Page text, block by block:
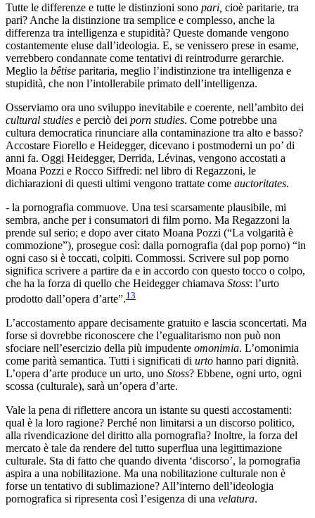
Tutte le differenze e tutte le distinzioni sono pari, cioè paritarie, tra
pari? Anche la distinzione tra semplice e complesso, anche la
differenza tra intelligenza e stupidità? Queste domande vengono
costantemente eluse dall’ideologia. E, se venissero prese in esame,
verrebbero condannate come tentativi di reintrodurre gerarchie.
Meglio la bêtise paritaria, meglio l’indistinzione tra intelligenza e
stupidità, che non l’intollerabile primato dell’intelligenza.
Osserviamo ora uno sviluppo inevitabile e coerente, nell’ambito dei
cultural studies e perciò dei porn studies. Come potrebbe una
cultura democratica rinunciare alla contaminazione tra alto e basso?
Accostare Fiorello e Heidegger, dicevano i postmoderni un po’ di
anni fa. Oggi Heidegger, Derrida, Lévinas, vengono accostati a
Moana Pozzi e Rocco Siffredi: nel libro di Regazzoni, le
dichiarazioni di questi ultimi vengono trattate come auctoritates.
- la pornografia commuove. Una tesi scarsamente plausibile, mi
sembra, anche per i consumatori di film porno. Ma Regazzoni la
prende sul serio; e dopo aver citato Moana Pozzi (“La volgarità è
commozione”), prosegue così: dalla pornografia (dal pop porno) “in
ogni caso si è toccati, colpiti. Commossi. Scrivere sul pop porno
significa scrivere a partire da e in accordo con questo tocco o colpo,
che ha la forza di quello che Heidegger chiamava Stoss: l’urto
prodotto dall’opera d’arte”.13
L’accostamento appare decisamente gratuito e lascia sconcertati. Ma
forse si dovrebbe riconoscere che l’egualitarismo non può non
sfociare nell’esercizio della più impudente omonimia. L’omonimia
come parità semantica. Tutti i significati di urto hanno pari dignità.
L’opera d’arte produce un urto, uno Stoss? Ebbene, ogni urto, ogni
scossa (culturale), sarà un’opera d’arte.
Vale la pena di riflettere ancora un istante su questi accostamenti:
qual è la loro ragione? Perché non limitarsi a un discorso politico,
alla rivendicazione del diritto alla pornografia? Inoltre, la forza del
mercato è tale da rendere del tutto superflua una legittimazione
culturale. Sta di fatto che quando diventa ‘discorso’, la pornografia
aspira a una nobilitazione. Ma una nobilitazione culturale non è
forse un tentativo di sublimazione? All’interno dell’ideologia
pornografica si ripresenta così l’esigenza di una velatura.